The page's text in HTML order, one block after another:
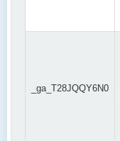
_ga_T28JQQY6N0